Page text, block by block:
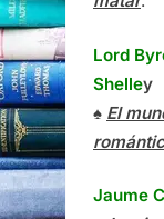
Lord
Shelley
♠ El
Jaume